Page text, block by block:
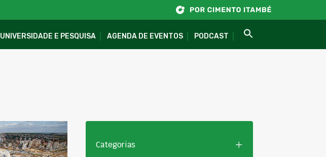
UNIVERSIDADE E PESQUISA AGENDA DE EVENTOS PODCAST
Categorias